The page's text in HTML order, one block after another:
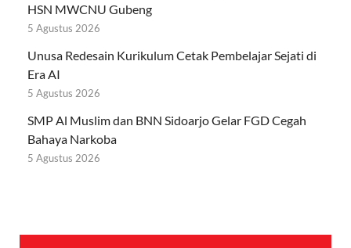
HSN MWCNU Gubeng
5 Agustus 2026
Unusa Redesain Kurikulum Cetak Pembelajar Sejati di
Era AI
5 Agustus 2026
SMP Al Muslim dan BNN Sidoarjo Gelar FGD Cegah
Bahaya Narkoba
5 Agustus 2026